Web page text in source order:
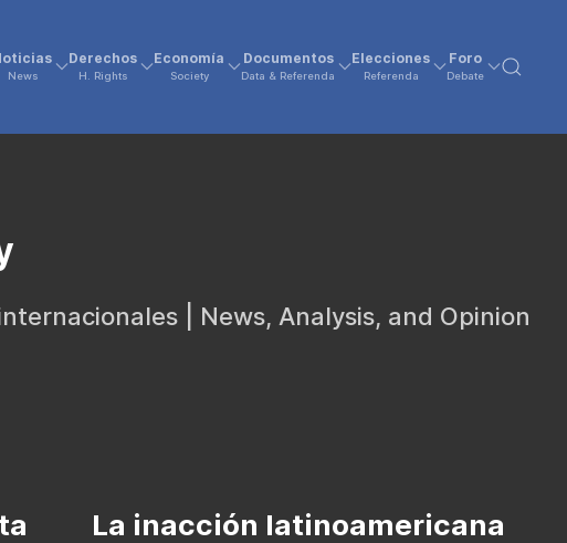
News
Derechos
H. Rights
Economía
Society
Documentos
Data & Referenda
Elecciones
Referenda
Foro
Debate
| News, Analysis, and Opinion
La inacción latinoamericana